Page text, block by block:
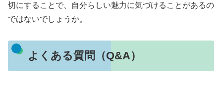
切にすることで、自分らしい魅力に気づけることがあるの
ではないでしょうか。
よくある質問（Q&A）